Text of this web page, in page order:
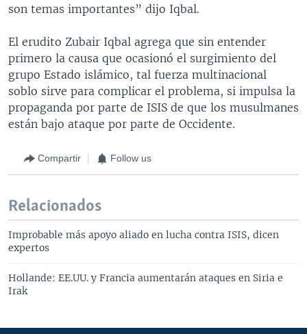
son temas importantes” dijo Iqbal.
El erudito Zubair Iqbal agrega que sin entender
primero la causa que ocasionó el surgimiento del
grupo Estado islámico, tal fuerza multinacional
soblo sirve para complicar el problema, si impulsa la
propaganda por parte de ISIS de que los musulmanes
están bajo ataque por parte de Occidente.
Compartir Follow us
Relacionados
Improbable más apoyo aliado en lucha contra ISIS, dicen
expertos
Hollande: EE.UU. y Francia aumentarán ataques en Siria e
Irak